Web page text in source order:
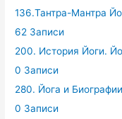
136.Тантра-Мантра
62 Записи
200. История Йоги.
0 Записи
280. Йога и
0 Записи